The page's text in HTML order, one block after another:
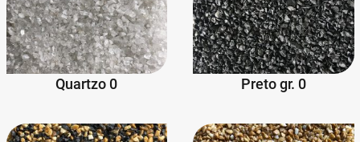
Quartzo 0 Preto gr. 0